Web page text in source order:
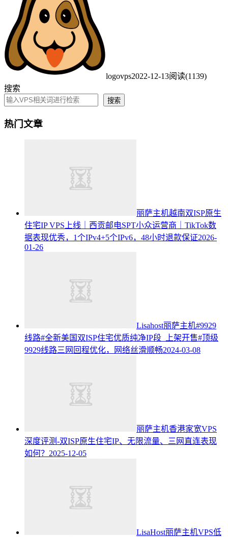
logovps2022-12-13阅读(1139)
搜索
搜索
热门文章
丽萨主机越南双ISP原生
住宅IP VPS上线｜西贡邮电SPT小众运营商｜TikTok数
据表现优秀，1个IPv4+5个IPv6，48小时退款保证2026-
01-26
Lisahost丽萨主机#9929
线路#全新美国双ISP住宅优质纯净IP段 上架开售#顶级
9929线路三网回程优化，网络丝滑顺畅2024-03-08
丽萨主机香港家宽VPS
深度评测-双ISP原生住宅IP、无限流量、三网直连表现
如何？ 2025-12-05
LisaHost丽萨主机VPS低